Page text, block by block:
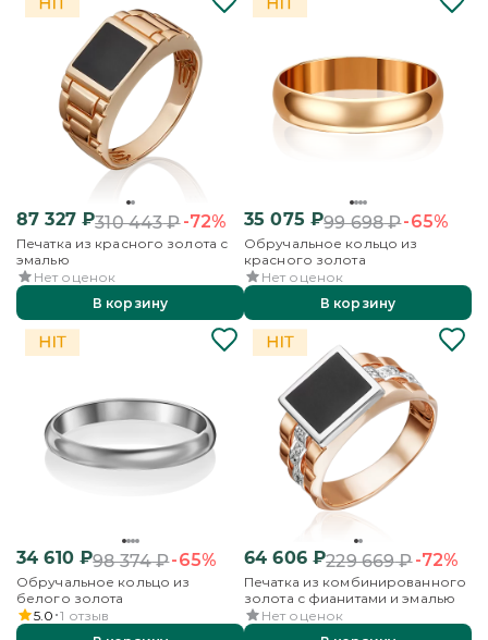
87 327₽310 443₽-72%
Печатка из красного золота с
эмалью
Нет оценок
В корзину
35 075 ₽99 698₽-65%
Обручальное кольцо из
красного золота
Нет оценок
В корзину
34 610₽98 374₽-65%
Обручальное кольцо из
белого золота
5.0 1 отзыв
64 606₽229 669₽-72%
Печатка из комбинированного
золота с фианитами и эмалью
Нет оценок